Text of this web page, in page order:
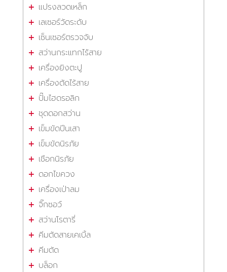
แปรงลวดเหล็ก
เลเซอร์วัดระดับ
เซ็นเซอร์ตรวจจับ
สว่านกระแทกไร้สาย
เครื่องยิงตะปู
เครื่องตัดไร้สาย
ปั๊มไฮดรอลิก
ชุดดอกสว่าน
เข็มขัดปีนเสา
เข็มขัดนิรภัย
เชือกนิรภัย
ดอกไขควง
เครื่องเป่าลม
จิ๊กซอว์
สว่านโรตารี่
คีมตัดสายเคเบิ้ล
คีมตัด
บล็อก